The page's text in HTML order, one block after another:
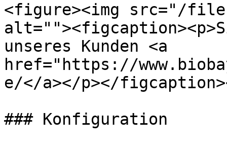
<figure><img src="/files/
unseres Kunden <a
href="https://
e/</a></p></
### Konfiguration